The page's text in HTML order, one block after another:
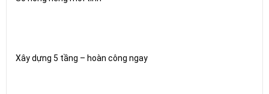
Xây dựng 5 tầng – hoàn công ngay